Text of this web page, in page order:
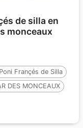
de silla en
monceaux
Françés de Silla
DES MONCEAUX